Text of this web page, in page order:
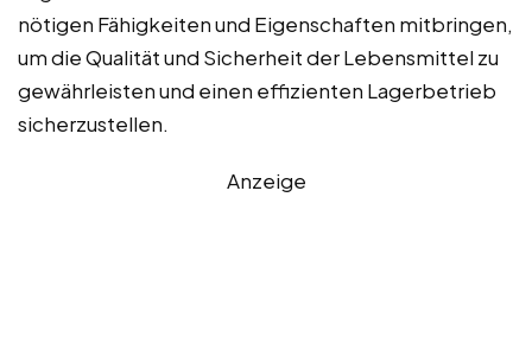
nötigen Fähigkeiten und Eigenschaften mitbringen,
um die Qualität und Sicherheit der Lebensmittel zu
gewährleisten und einen effizienten Lagerbetrieb
sicherzustellen.
Anzeige